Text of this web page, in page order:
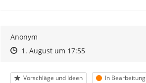
Anonym
Zeitpunkt des Erstellens
Zeitpunkt des Erstellens
1. August um 17:55Zur Äußerung
Kategorie
Vorschläge und Ideen Status
In Bearbeitung